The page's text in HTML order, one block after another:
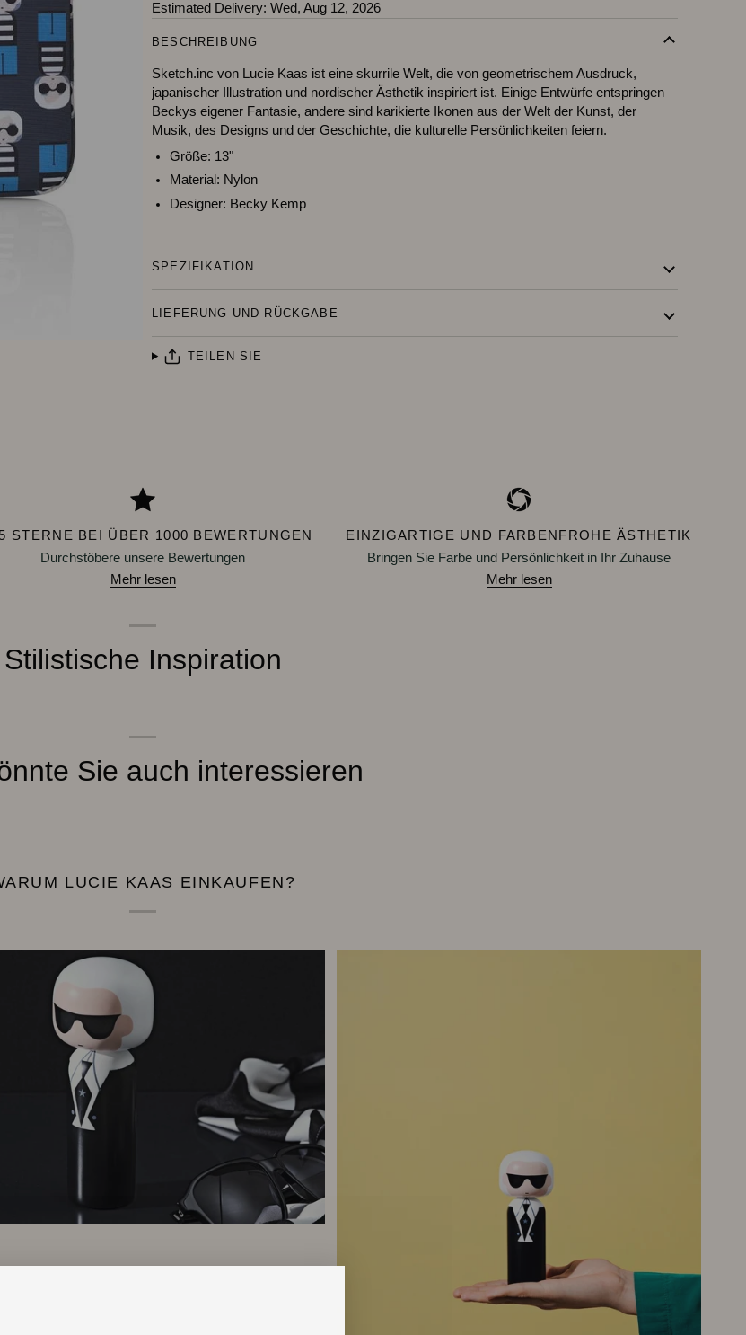
Estimated Delivery: Wed, Aug 12, 2026
BESCHREIBUNG
Sketch.inc von Lucie Kaas ist eine skurrile Welt, die von geometrischem Ausdruck,
japanischer Illustration und nordischer Ästhetik inspiriert ist. Einige Entwürfe entspringen
Beckys eigener Fantasie, andere sind karikierte Ikonen aus der Welt der Kunst, der
Musik, des Designs und der Geschichte, die kulturelle Persönlichkeiten feiern.
Größe: 13"
Material: Nylon
Designer: Becky Kemp
SPEZIFIKATION
LIEFERUNG UND RÜCKGABE
TEILEN SIE
STERNE BEI ÜBER 1000 BEWERTUNGEN
Durchstöbere unsere Bewertungen
Mehr lesen
EINZIGARTIGE UND FARBENFROHE ÄSTHETIK
Bringen Sie Farbe und Persönlichkeit in Ihr Zuhause
Mehr lesen
Stilistische Inspiration
Sie auch interessieren
LUCIE KAAS EINKAUFEN?